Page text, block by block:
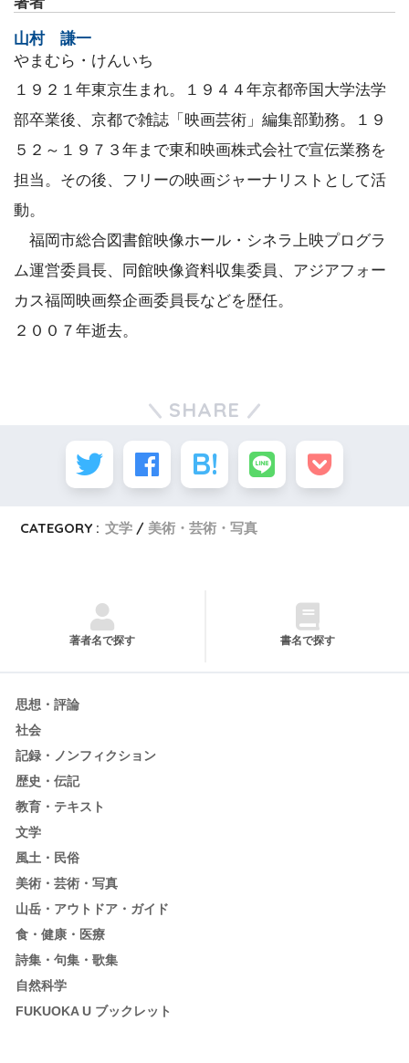
山村 謙一
やまむら・けんいち
１９２１年東京生まれ。１９４４年京都帝国大学法学
部卒業後、京都で雑誌「映画芸術」編集部勤務。１９
５２～１９７３年まで東和映画株式会社で宣伝業務を
担当。その後、フリーの映画ジャーナリストとして活
動。
福岡市総合図書館映像ホール・シネラ上映プログラ
ム運営委員長、同館映像資料収集委員、アジアフォー
カス福岡映画祭企画委員長などを歴任。
２００７年逝去。
SHARE
CATEGORY : 文学 美術・芸術・写真
著者名で探す 書名で探す
思想・評論
社会
記録・ノンフィクション
歴史・伝記
教育・テキスト
文学
風土・民俗
美術・芸術・写真
山岳・アウトドア・ガイド
食・健康・医療
詩集・句集・歌集
自然科学
FUKUOKA U ブックレット